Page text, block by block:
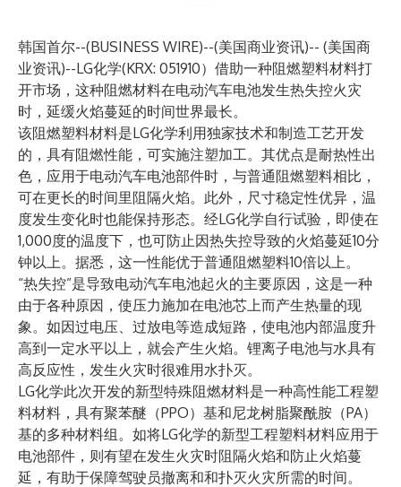
韩国首尔--(BUSINESS WIRE)--(美国商业资讯)-- (美国商
业资讯)--LG化学(KRX: 051910）借助一种阻燃塑料材料打
开市场，这种阻燃材料在电动汽车电池发生热失控火灾
时，延缓火焰蔓延的时间世界最长。
该阻燃塑料材料是LG化学利用独家技术和制造工艺开发
的，具有阻燃性能，可实施注塑加工。其优点是耐热性出
色，应用于电动汽车电池部件时，与普通阻燃塑料相比，
可在更长的时间里阻隔火焰。此外，尺寸稳定性优异，温
度发生变化时也能保持形态。经LG化学自行试验，即使在
1,000度的温度下，也可防止因热失控导致的火焰蔓延10分
钟以上。据悉，这一性能优于普通阻燃塑料10倍以上。
“热失控”是导致电动汽车电池起火的主要原因，这是一种
由于各种原因，使压力施加在电池芯上而产生热量的现
象。如因过电压、过放电等造成短路，使电池内部温度升
高到一定水平以上，就会产生火焰。锂离子电池与水具有
高反应性，发生火灾时很难用水扑灭。
LG化学此次开发的新型特殊阻燃材料是一种高性能工程塑
料材料，具有聚苯醚（PPO）基和尼龙树脂聚酰胺（PA）
基的多种材料组。如将LG化学的新型工程塑料材料应用于
电池部件，则有望在发生火灾时阻隔火焰和防止火焰蔓
延，有助于保障驾驶员撤离和和扑灭火灾所需的时间。